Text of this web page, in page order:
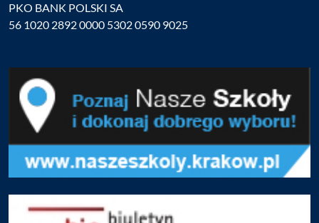
PKO BANK POLSKI SA
56 1020 2892 0000 5302 0590 9025